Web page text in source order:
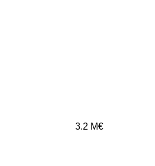
3.2 M€